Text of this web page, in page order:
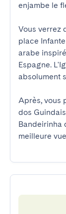
enjambe le
Vous verrez
place
arabe
Espagne.
absolument
Après, vous
dos
Bandeirinha
meilleure